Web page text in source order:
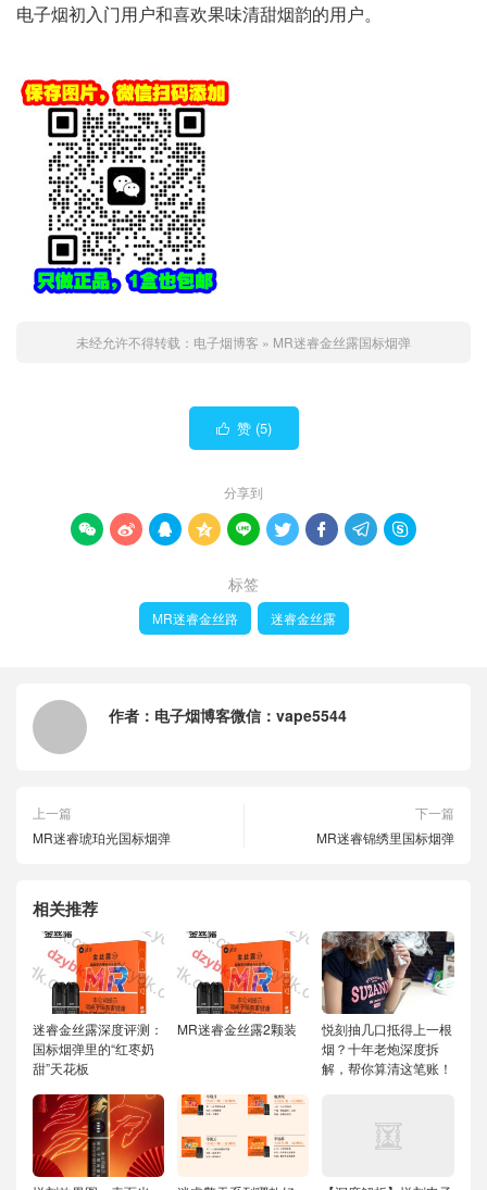
电子烟初入门用户和喜欢果味清甜烟韵的用户。
未经允许不得转载： 电子烟博客 » MR迷睿金丝露国标烟弹
 赞 (5)
分享到
        
标签
MR迷睿金丝路 迷睿金丝露
作者： 电子烟博客微信：vape5544
上一篇
MR迷睿琥珀光国标烟弹
下一篇
MR迷睿锦绣里国标烟弹
相关推荐
迷睿金丝露深度评测：
国标烟弹里的“红枣奶
甜”天花板
MR迷睿金丝露2颗装
悦刻抽几口抵得上一根
烟？十年老炮深度拆
解，帮你算清这笔账！